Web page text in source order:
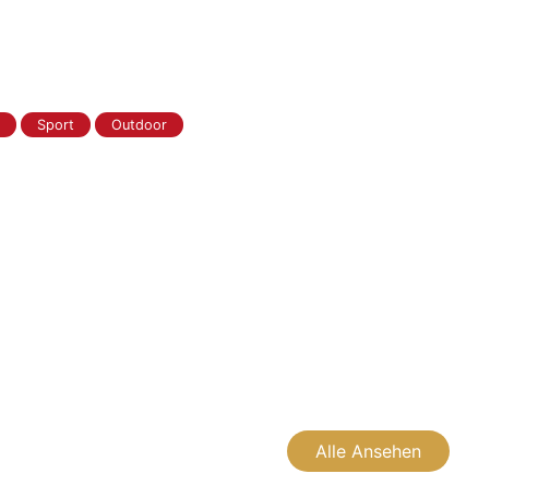
Sport Outdoor
Alle Ansehen